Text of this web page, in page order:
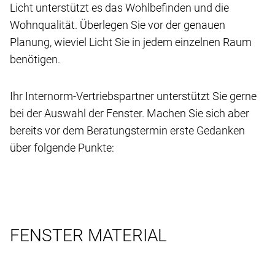
Licht unterstützt es das Wohlbefinden und die
Wohnqualität. Überlegen Sie vor der genauen
Planung, wieviel Licht Sie in jedem einzelnen Raum
benötigen.
Ihr Internorm-Vertriebspartner unterstützt Sie gerne
bei der Auswahl der Fenster. Machen Sie sich aber
bereits vor dem Beratungstermin erste Gedanken
über folgende Punkte:
FENSTER MATERIAL